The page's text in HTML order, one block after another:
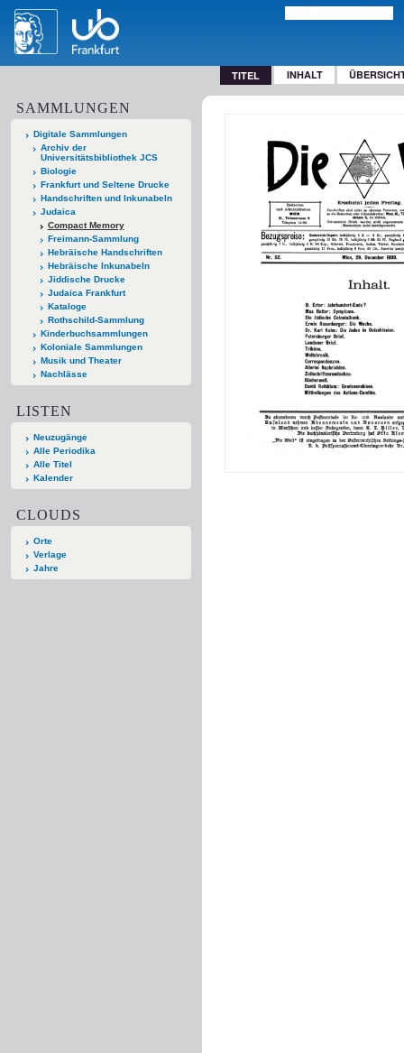
TITEL INHALT
SAMMLUNGEN
Digitale Sammlungen
Archiv der
Universitätsbibliothek JCS
Biologie
Frankfurt und Seltene Drucke
Handschriften und Inkunabeln
Judaica
Compact Memory
Freimann-Sammlung
Hebräische Handschriften
Hebräische Inkunabeln
Jiddische Drucke
Judaica Frankfurt
Kataloge
Rothschild-Sammlung
Kinderbuchsammlungen
Koloniale Sammlungen
Musik und Theater
Nachlässe
LISTEN
Neuzugänge
Alle Periodika
Alle Titel
Kalender
CLOUDS
Orte
Verlage
Jahre